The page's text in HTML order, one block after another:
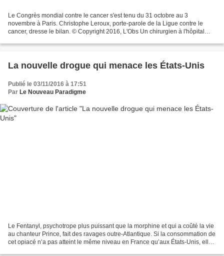
Le Congrès mondial contre le cancer s'est tenu du 31 octobre au 3
novembre à Paris. Christophe Leroux, porte-parole de la Ligue contre le
cancer, dresse le bilan. © Copyright 2016, L'Obs Un chirurgien à l'hôpital
La nouvelle drogue qui menace les États-Unis
Publié le 03/11/2016 à 17:51
Par Le Nouveau Paradigme
Le Fentanyl, psychotrope plus puissant que la morphine et qui a coûté la vie
au chanteur Prince, fait des ravages outre-Atlantique. Si la consommation de
cet opiacé n’a pas atteint le même niveau en France qu’aux États-Unis, elle